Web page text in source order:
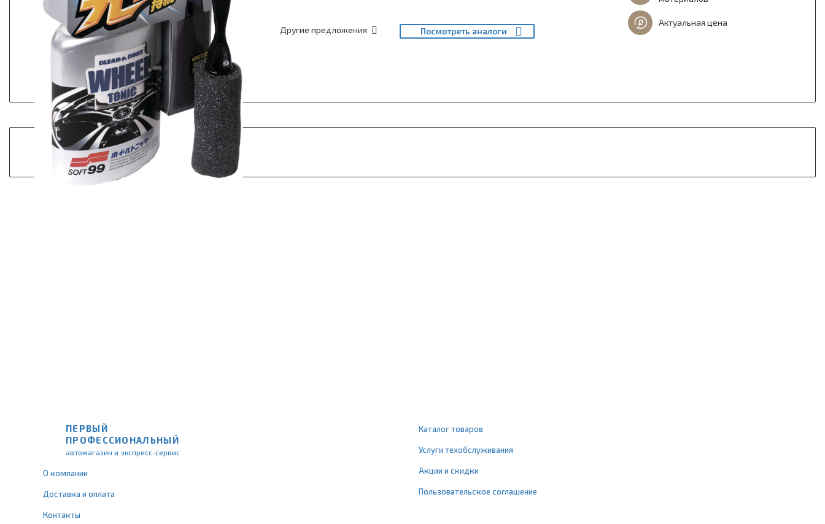
Другие предложения Посмотреть аналоги
Актуальная цена
ПЕРВЫЙ
ПРОФЕССИОНАЛЬНЫЙ
автомагазин и экспресс-сервис
О компании
Доставка и оплата
Контакты
Каталог товаров
Услуги техобслуживания
Акции и скидки
Пользовательское соглашение